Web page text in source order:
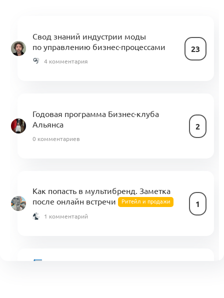
Свод знаний индустрии моды
по управлению бизнес-процессами
23
4 комментария
Годовая программа Бизнес-клуба
Альянса
2
0 комментариев
Как попасть в мультибренд. Заметка
после онлайн встречи
Ритейл и продажи 1
1 комментарий